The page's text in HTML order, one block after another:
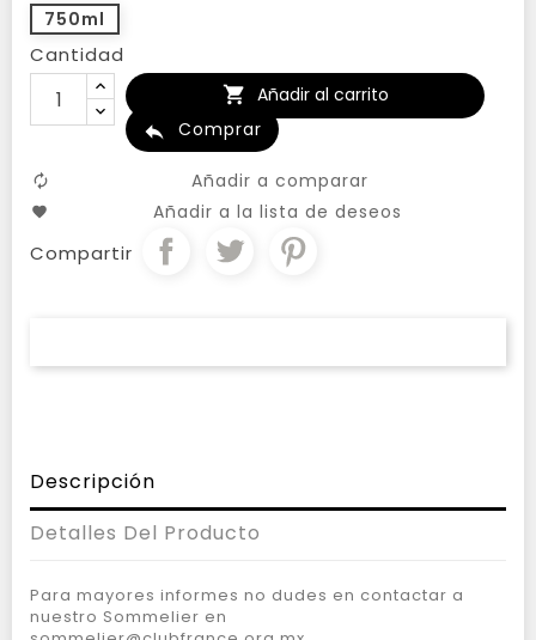
750ml
Cantidad
 Añadir al carrito

Comprar
Añadir a comparar
Añadir a la lista de deseos
Compartir
Descripción
Detalles Del Producto
Para mayores informes no dudes en contactar a
nuestro Sommelier en